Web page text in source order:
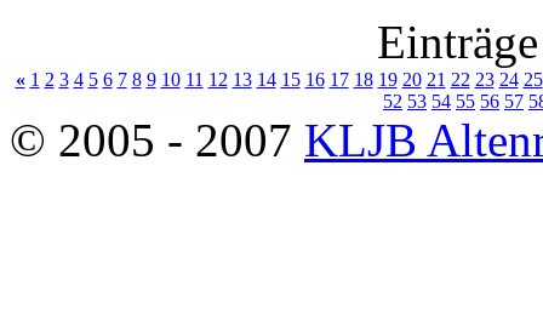
« 1 2 3 4 5 6 7 8 9 10 11 12 13 14 15 16 17 18 19 20 21 22 23 24 25
52 53 54 55 56 57
© 2005 - 2007 KLJB